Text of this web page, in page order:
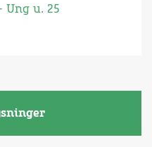
Ung u. 25